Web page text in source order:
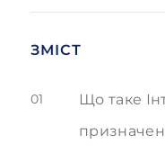
ЗМІСТ
01
Що таке